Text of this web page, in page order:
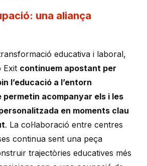
una aliança
educativa i laboral,
Exit continuem apostant per
l’educació a l’entorn
permetin acompanyar els i les
en moments clau
. La col·laboració entre centres
continua sent una peça
trajectòries educatives més